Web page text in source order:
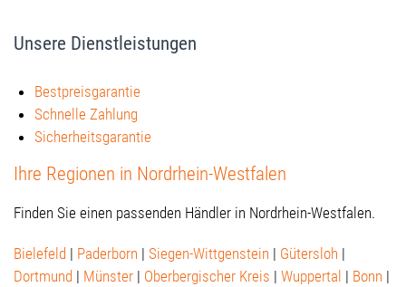
Unsere Dienstleistungen
Bestpreisgarantie
Schnelle Zahlung
Sicherheitsgarantie
Ihre Regionen in Nordrhein-Westfalen
Finden Sie einen passenden Händler in Nordrhein-Westfalen.
Bielefeld | Paderborn | Siegen-Wittgenstein | Gütersloh |
Dortmund | Münster | Oberbergischer Kreis | Wuppertal | Bonn |